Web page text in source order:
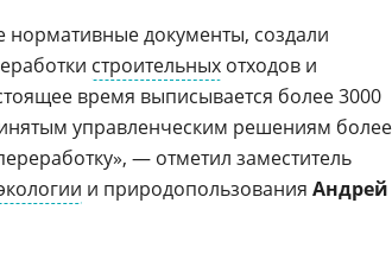
документы, создали
строительных отходов и
время выписывается более 3000
управленческим решениям
— отметил заместитель
и природопользования Андрей